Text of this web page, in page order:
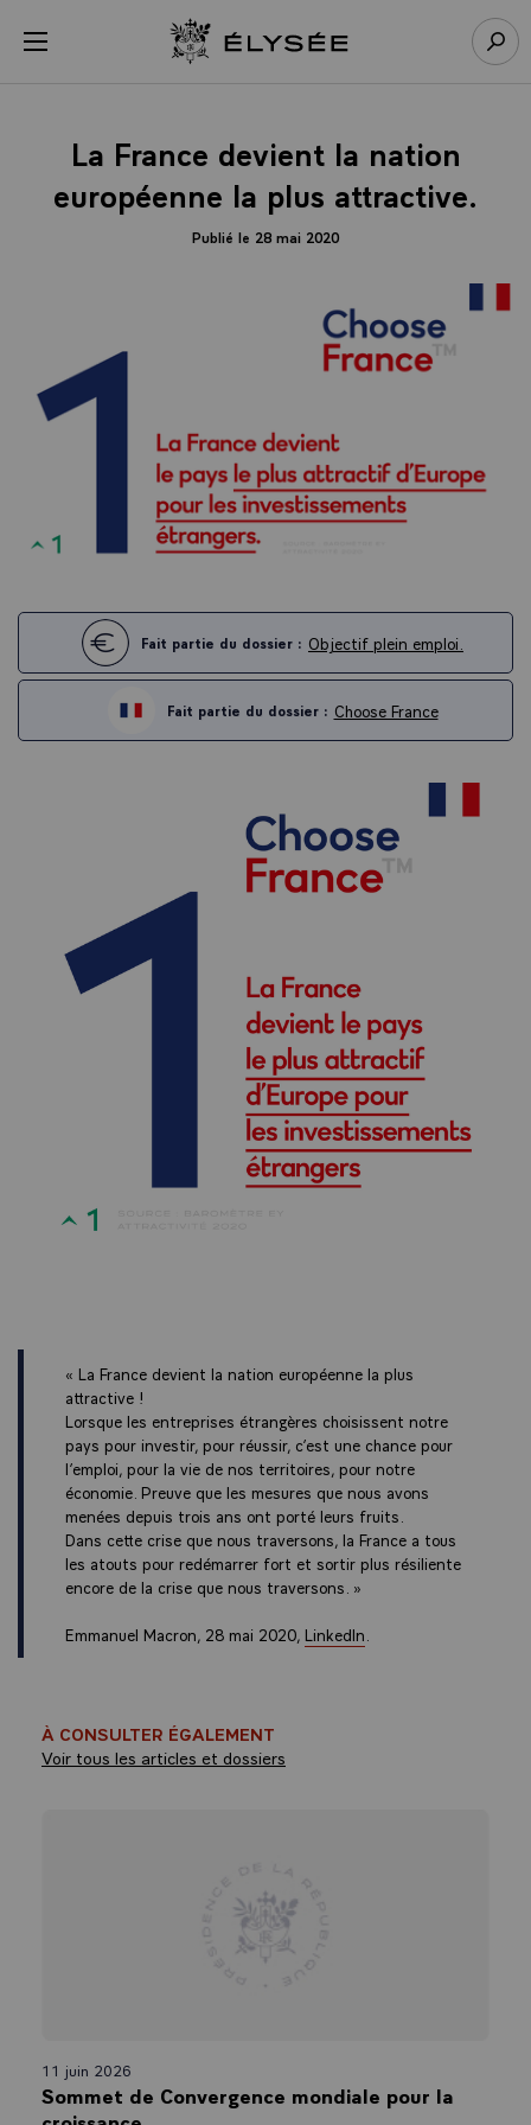
menu Retour à l’accueil Élysée
La France devient la nation
européenne la plus attractive.
Publié le 28 mai 2020
Fait partie du dossier : Objectif plein emploi.
Fait partie du dossier : Choose France
« La France devient la nation européenne la plus
attractive !
Lorsque les entreprises étrangères choisissent notre
pays pour investir, pour réussir, c’est une chance pour
l’emploi, pour la vie de nos territoires, pour notre
économie. Preuve que les mesures que nous avons
menées depuis trois ans ont porté leurs fruits.
Dans cette crise que nous traversons, la France a tous
les atouts pour redémarrer fort et sortir plus résiliente
encore de la crise que nous traversons. »
Emmanuel Macron, 28 mai 2020, LinkedIn
À CONSULTER ÉGALEMENT
Voir tous les articles et dossiers
11 juin 2026
Sommet de Convergence mondiale pour la
Panneau de gestion des cookies